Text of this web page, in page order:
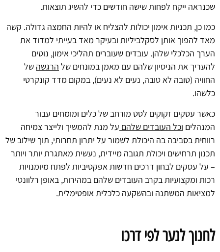
שכנראה ייקח לפחות שישה חודשים כדי להשיג תוצאות.
כמו כן, תכניות אימון יכולות להצליח או להיות החמצה גדולה. קשה
מאד להפוך אותן לסקלביליות ובעיקר מאד בעייתי למדוד את
הערך הכלכלי שלהן. עובדים שעוברים תהליכי אימון, נוטים
להעריך את הניסיון שלהם עם מאמן במונחים של הרגשה של
החוויה (טובה לא טובה, נעים לא נעים), במקום מדד קונקרטי
כלשהו.
כאשר עסקים זקוקים לסט מורחב של כלים ומומחים עבור
המנהלים וכל העובדים שלהם על מנת להמשיך ולייצר צמיחה
רווחית בסביבה בה היכולת לשמור על יתרון תחרותי, תוך שילוב של
תכנון תרחישים ויכולת תגובה מיידית, נעשית מאתגרת יותר ויותר
– על עסקים לבחון דרכים חדשות אפקטיביות לפתח מיומנויות
רכות ומקצועיות בקרב העובדים שלהם במהירות, באופן רלוונטי
למציאות המשתנה ובהשקעה כלכלית אופטימלית.
לחנוך לנער לפי דרכו